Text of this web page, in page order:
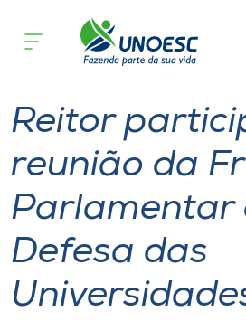
Cursos
Atendimento ao Estudante
Portal de Ensino
acontece
Comunitárias
Reitor
reunião da
Parlamentar
Defesa das